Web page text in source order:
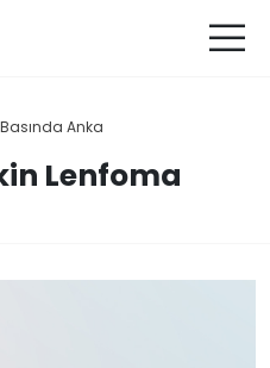
Basında Anka
Lenfoma